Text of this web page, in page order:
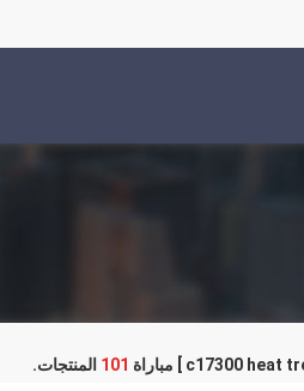
101 المنتجات.